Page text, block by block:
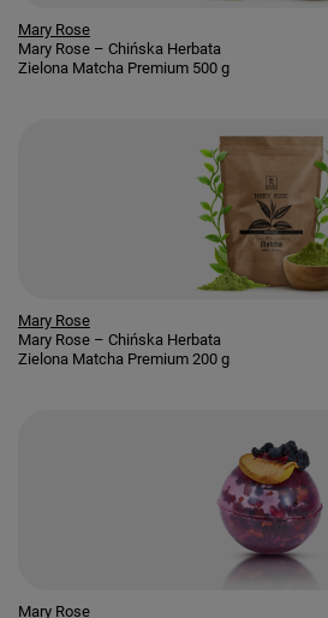
Mary Rose
Mary Rose – Chińska Herbata
Zielona Matcha Premium 500 g
Mary Rose
Mary Rose – Chińska Herbata
Zielona Matcha Premium 200 g
Mary Rose